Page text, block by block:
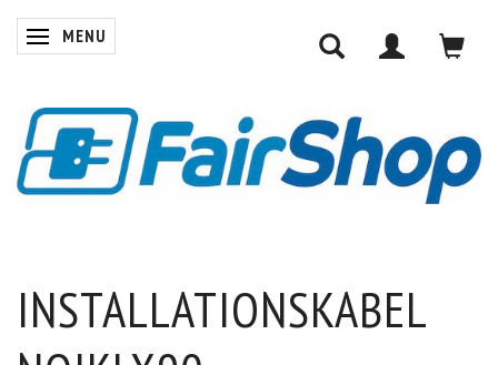
SKIFTE NAVIGATION
MENU
INSTALLATIONSKABEL